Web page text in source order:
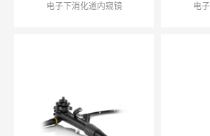
电子下消化道内窥镜 电